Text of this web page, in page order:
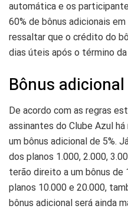
automática e os
60% de bônus adicionais
ressaltar que o crédito do
dias úteis após o término da
Bônus adicional
De acordo com as regras
assinantes do Clube Azul
um bônus adicional de 5%.
dos planos 1.000, 2.000,
terão direito a um bônus de
planos 10.000 e 20.000,
bônus adicional será ainda